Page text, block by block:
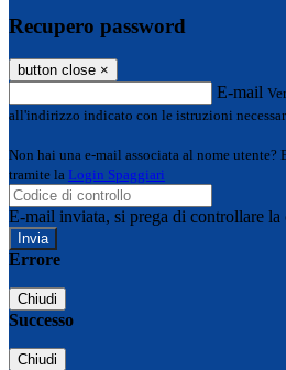
Recupero password
button close ×
E-mail
all'indirizzo indicato con le istruzioni
Non hai una e-mail associata al nome utente?
tramite la Login Spaggiari
E-mail inviata, si prega di controllare la
Errore
Chiudi
Successo
Chiudi